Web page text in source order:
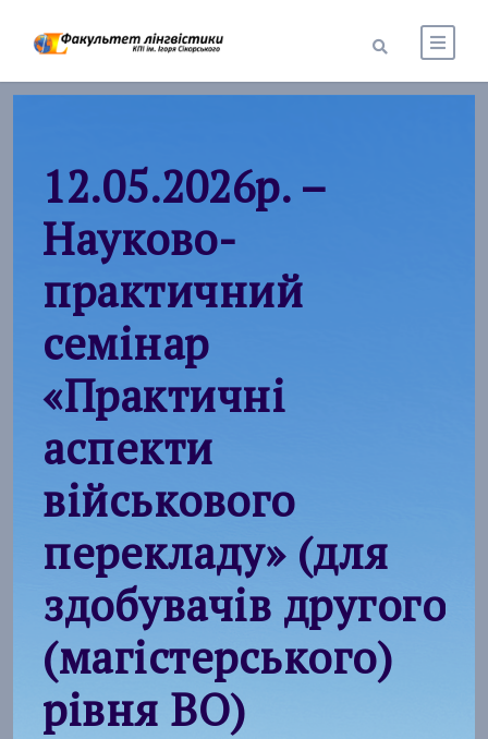
12.05.2026р. –
Науково-
практичний
семінар
«Практичні
аспекти
військового
перекладу» (для
здобувачів другого
(магістерського)
рівня ВО)